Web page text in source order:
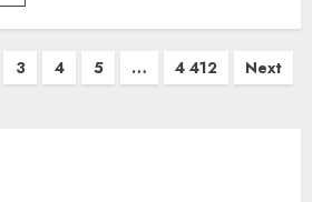
3 4 5 … 4 412 Next